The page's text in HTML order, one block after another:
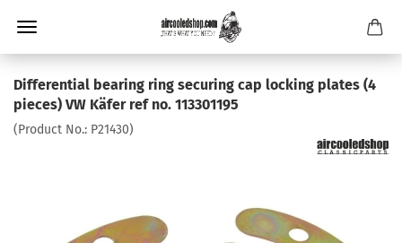
Differential bearing ring securing cap locking plates (4
pieces) VW Käfer ref no. 113301195
(Product No.: P21430)